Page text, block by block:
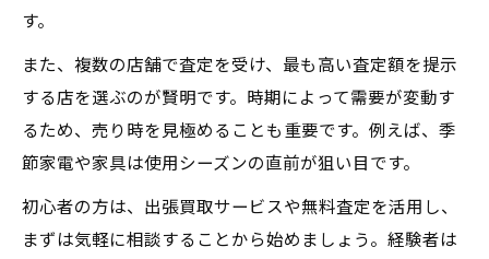
す。
また、複数の店舗で査定を受け、最も高い査定額を提示
する店を選ぶのが賢明です。時期によって需要が変動す
るため、売り時を見極めることも重要です。例えば、季
節家電や家具は使用シーズンの直前が狙い目です。
初心者の方は、出張買取サービスや無料査定を活用し、
まずは気軽に相談することから始めましょう。経験者は